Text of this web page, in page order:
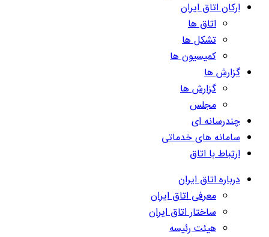
ارکان اتاق ایران
اتاق ها
تشکل ها
کمیسیون ها
گزارش ها
گزارش ها
مجلس
چندرسانه ای
سامانه های خدماتی
ارتباط با اتاق
درباره اتاق ایران
معرفی اتاق ایران
ساختار اتاق ایران
هیئت رئیسه